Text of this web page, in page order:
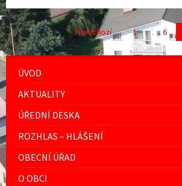
Stránkování
příspěvků
Předchozí 1 … 6
ÚVOD
AKTUALITY
ÚŘEDNÍ DESKA
ROZHLAS – HLÁŠENÍ
OBECNÍ ÚŘAD
O OBCI